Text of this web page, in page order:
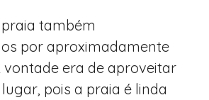
também
por aproximadamente
vontade era de aproveitar
pois a praia é linda